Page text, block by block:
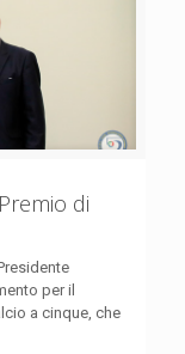
di
per il
a cinque, che